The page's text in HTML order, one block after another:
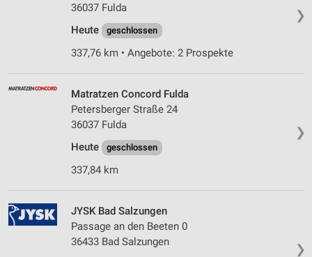
❯
36037 Fulda
Heute
geschlossen
337,76 km • Angebote: 2 Prospekte
❯
Matratzen Concord Fulda
Petersberger Straße 24
36037 Fulda
Heute
geschlossen
337,84 km
❯
JYSK Bad Salzungen
Passage an den Beeten 0
36433 Bad Salzungen